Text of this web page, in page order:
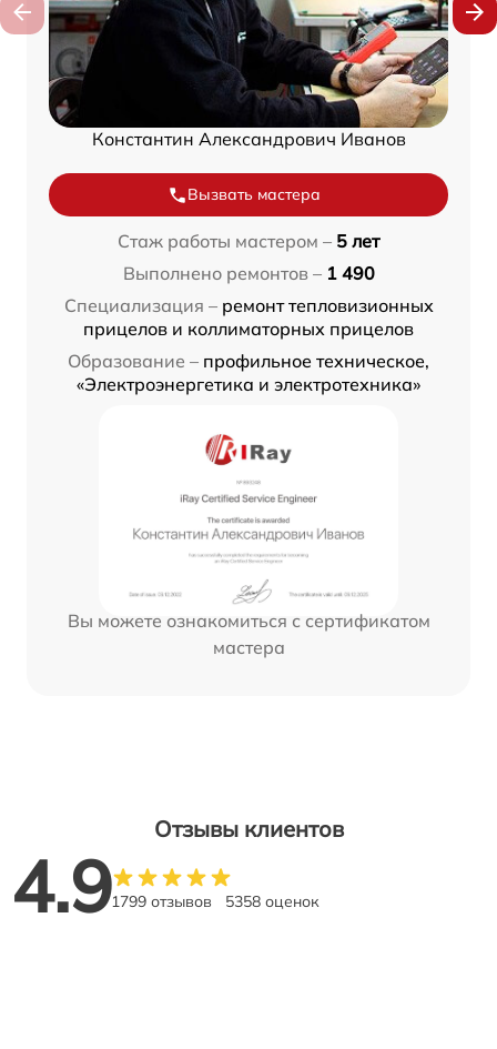
Константин Александрович Иванов
Вызвать мастера
Стаж работы мастером – 5 лет
Выполнено ремонтов – 1 490
Специализация – ремонт тепловизионных
прицелов и коллиматорных прицелов
Образование – профильное техническое,
«Электроэнергетика и электротехника»
Вы можете ознакомиться с сертификатом
мастера
Отзывы клиентов
4.91799 отзывов 5358 оценок